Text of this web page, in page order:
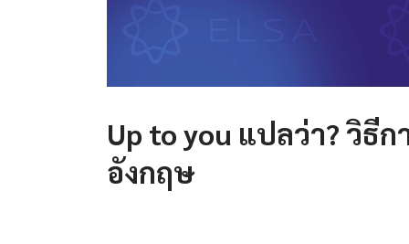
Up to you แปลว่า? วิธี
อังกฤษ